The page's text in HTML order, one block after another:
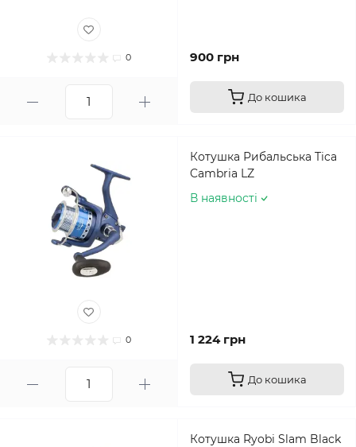
0 900 грн
До кошика
0
Котушка Рибальська Tica
Cambria LZ
В наявності
1 224 грн
До кошика
Котушка Ryobi Slam Black